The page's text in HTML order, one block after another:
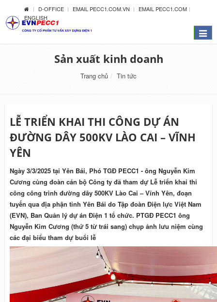
D-OFFICE EMAIL PECC1.COM.VN
EMAIL PECC1.COM
ENGLISH
Menu
Sản xuất kinh doanh
Trang chủ Tin tức
LỄ TRIỂN KHAI THI CÔNG DỰ ÁN
ĐƯỜNG DÂY 500KV LÀO CAI – VĨNH
YÊN
Ngày 3/3/2025 tại Yên Bái, Phó TGĐ PECC1 - ông Nguyễn Kim
Cương cùng đoàn cán bộ Công ty đã tham dự Lễ triển khai thi
công công trình đường dây 500KV Lào Cai – Vĩnh Yên, đoạn
tuyến qua địa phận tỉnh Yên Bái do Tập đoàn Điện lực Việt Nam
(EVN), Ban Quản lý dự án Điện 1 tổ chức. PTGĐ PECC1 ông
Nguyễn Kim Cương (thứ 5 từ trái sang) chụp ảnh lưu niệm cùng
các đại biểu tham dự buổi lễ